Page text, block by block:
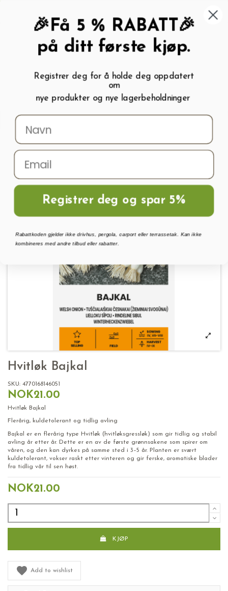
My wishlist ( 0
Menu Søk Logg inn Handlevogn
Hjem
Hvitløk Bajkal
SKU: 4770168146051
NOK21.00
Hvitløk Bajkal
Flerårig, kuldetolerant og tidlig avling
Bajkal er en flerårig type Hvitløk (hvitløksgressløk) som gir tidlig og stabil
avling år etter år. Dette er en av de første grønnsakene som spirer om
våren, og den kan dyrkes på samme sted i 3–5 år. Planten er svært
kuldetolerant, vokser raskt etter vinteren og gir ferske, aromatiske blader
fra tidlig vår til sen høst.
NOK21.00
KJØP
Add to wishlist
🎉Få 5 % RABATT🎉
på ditt første kjøp.
Registrer deg for å holde deg oppdatert
om
nye produkter og nye lagerbeholdninger
Registrer deg og spar 5%
Rabattkoden gjelder ikke drivhus, pergola, carport eller terrassetak. Kan ikke
kombineres med andre tilbud eller rabatter.